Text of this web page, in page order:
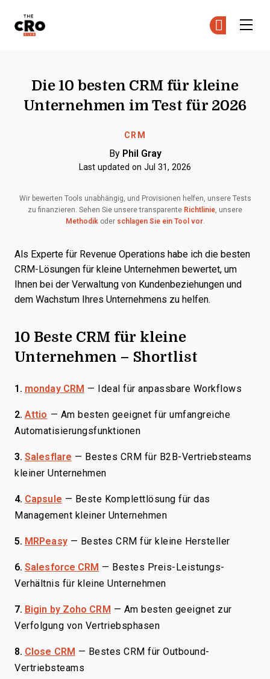
CRM
Die 10 besten CRM für kleine
Unternehmen im Test für 2026
By Phil Gray
Last updated on Jul 31, 2026
Wir bewerten Tools unabhängig, und Provisionen helfen, unsere Tests
zu finanzieren. Sehen Sie unsere transparente Richtlinie, unsere
Methodikoder schlagen Sie ein Tool vor.
Als Experte für Revenue Operations habe ich die besten
CRM-Lösungen für kleine Unternehmen bewertet, um
Ihnen bei der Verwaltung von Kundenbeziehungen und
dem Wachstum Ihres Unternehmens zu helfen.
10 Beste CRM für kleine
Unternehmen – Shortlist
1. monday CRM — Ideal für anpassbare Workflows
2. Attio — Am besten geeignet für umfangreiche
Automatisierungsfunktionen
3. Salesflare — Bestes CRM für B2B-Vertriebsteams
kleiner Unternehmen
4. Capsule — Beste Komplettlösung für das
Management kleiner Unternehmen
5. MRPeasy — Bestes CRM für kleine Hersteller
6. Salesforce CRM — Bestes Preis-Leistungs-
Verhältnis für kleine Unternehmen
7. Bigin by Zoho CRM — Am besten geeignet zur
Verfolgung von Vertriebsphasen
8. Close CRM — Bestes CRM für Outbound-
Vertriebsteams